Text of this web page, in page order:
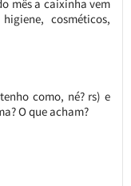
mês a caixinha vem
cosméticos,
como, né? rs) e
O que acham?